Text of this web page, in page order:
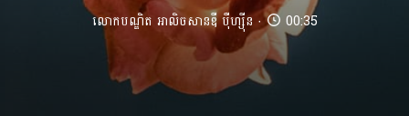
លោកបណ្ឌិត អាលិចសានឌឺ បុឺហ្សុីន 00:35